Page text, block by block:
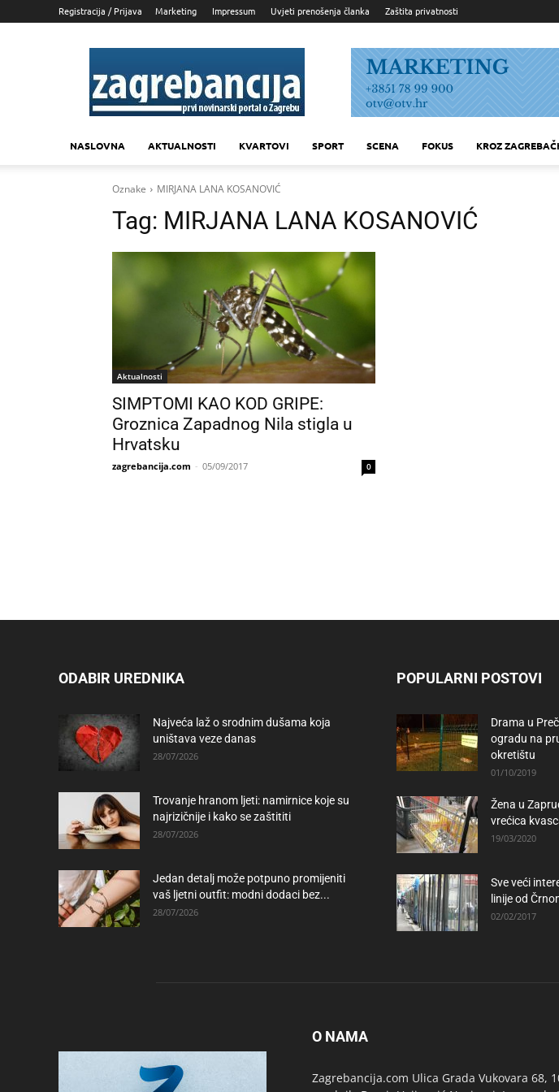
Registracija / Prijava Marketing Impressum Uvjeti prenošenja članka Zaštita privatnosti
Zagrebancija
NASLOVNA AKTUALNOSTI KVARTOVI SPORT SCENA FOKUS KROZ
Oznake MIRJANA LANA KOSANOVIĆ
Tag: MIRJANA LANA KOSANOVIĆ
Aktualnosti
SIMPTOMI KAO KOD GRIPE:
Groznica Zapadnog Nila stigla u
Hrvatsku
zagrebancija.com - 05/09/2017 0
ODABIR UREDNIKA
Najveća laž o srodnim dušama koja
uništava veze danas
28/07/2026
Trovanje hranom ljeti: namirnice koje su
najrizičnije i kako se zaštititi
28/07/2026
Jedan detalj može potpuno promijeniti
vaš ljetni outfit: modni dodaci bez...
28/07/2026
POPULARNI POSTOVI
Drama u
ogradu na
okretištu
01/10/2019
Žena u
vrećica
19/03/2020
Sve veći
linije od
02/02/2017
O NAMA
Zagrebancija.com Ulica Grada Vukovara 68,